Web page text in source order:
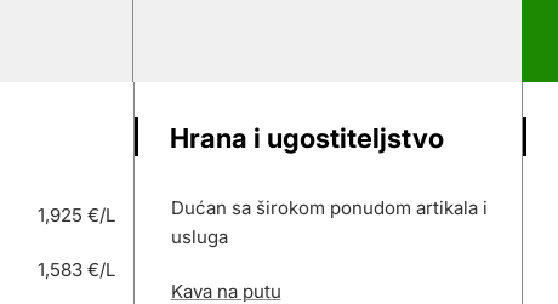
1,925 €/L
1,583 €/L
Hrana i ugostiteljstvo
Dućan sa širokom ponudom artikala i
usluga
Kava na putu